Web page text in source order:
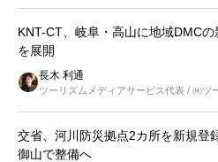
KNT-CT、岐阜・高山に地域DMC
を展開
長木 利通
ツーリズムメディアサービス代表 / ㈱ツ
交省、河川防災拠点2カ所を新規
御山で整備へ